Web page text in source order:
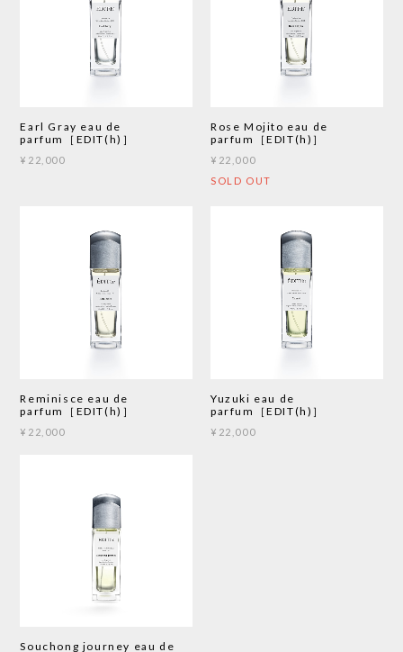
Earl Gray eau de
parfum［EDIT(h)］
¥22,000
Rose Mojito eau de
parfum［EDIT(h)］
¥22,000
SOLD OUT
Reminisce eau de
parfum［EDIT(h)］
¥22,000
Yuzuki eau de
parfum［EDIT(h)］
¥22,000
Souchong journey eau de